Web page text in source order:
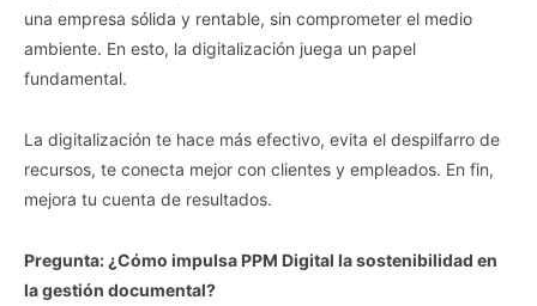
una empresa sólida y rentable, sin comprometer el medio
ambiente. En esto, la digitalización juega un papel
fundamental.
La digitalización te hace más efectivo, evita el despilfarro de
recursos, te conecta mejor con clientes y empleados. En fin,
mejora tu cuenta de resultados.
Pregunta: ¿Cómo impulsa PPM Digital la sostenibilidad en
la gestión documental?